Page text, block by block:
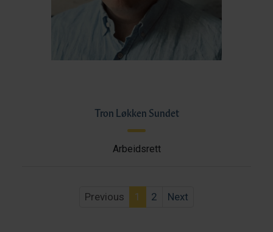
Tron Løkken Sundet
Arbeidsrett
Previous 1 2 Next